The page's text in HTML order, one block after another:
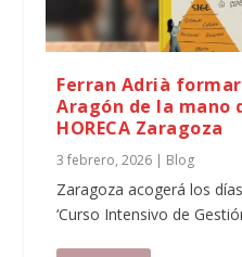
Ferran Adrià
Aragón de la mano
HORECA Zaragoza
3 febrero, 2026 | Blog
Zaragoza acogerá los
‘Curso Intensivo de